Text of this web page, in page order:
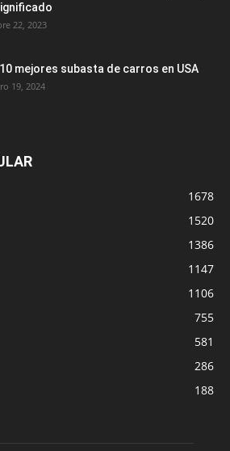
22, 2023
mejores subasta de carros en USA
19, 2024
1678
1520
1386
1147
1106
755
581
286
188